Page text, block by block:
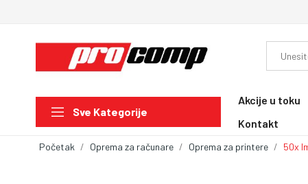
Sve Kategorije
Akcije u toku
Kontakt
Početak Oprema za računare Oprema za printere 50x